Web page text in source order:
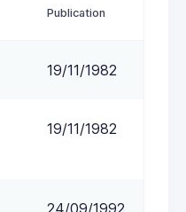
Publication
19/11/1982
19/11/1982